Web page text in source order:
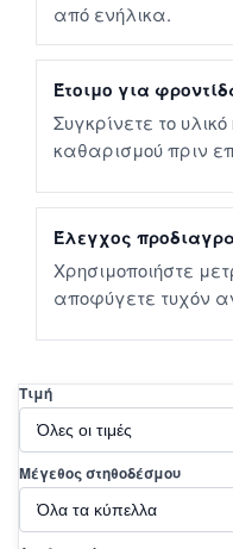
από ενήλικα.
Έτοιμο για
Συγκρίνετε το
καθαρισμού πριν
Έλεγχος
Χρησιμοποιήστε
αποφύγετε τυχόν
Τιμή
Μέγεθος στηθοδέσμου